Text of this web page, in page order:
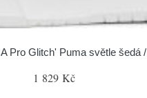
Pro Glitch' Puma světle šedá
1 829 Kč